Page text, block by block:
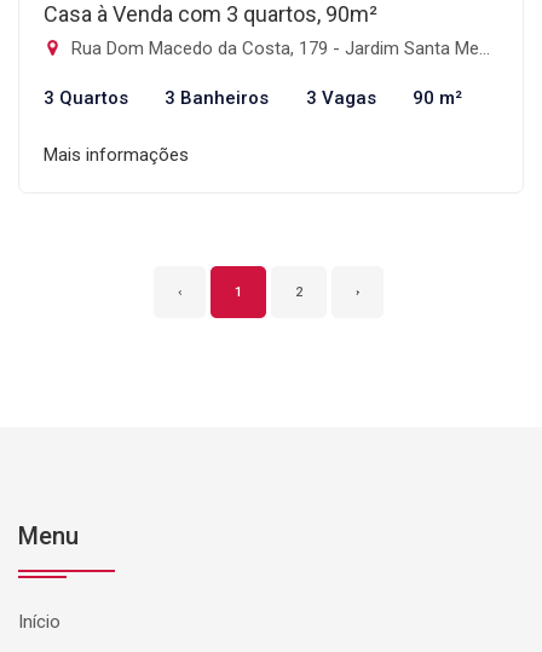
Casa à Venda com 3 quartos, 90m²
Rua Dom Macedo da Costa, 179 - Jardim Santa Mena, Guarulhos-SP
3 Quartos 3 Banheiros 3 Vagas 90 m²
Mais informações
‹ 1 2 ›
Menu
Início